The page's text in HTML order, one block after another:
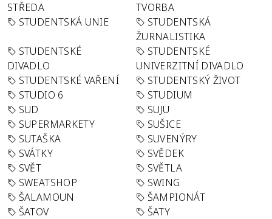
STŘEDA
TVORBA
STUDENTSKÁ UNIE
STUDENTSKÁ
ŽURNALISTIKA
STUDENTSKÉ
DIVADLO
STUDENTSKÉ
UNIVERZITNÍ DIVADLO
STUDENTSKÉ VAŘENÍ
STUDENTSKÝ ŽIVOT
STUDIO 6
STUDIUM
SUD
SUJU
SUPERMARKETY
SUŠICE
SUTAŠKA
SUVENÝRY
SVÁTKY
SVĚDEK
SVĚT
SVĚTLA
SWEATSHOP
SWING
ŠALAMOUN
ŠAMPIONÁT
ŠATOV
ŠATY